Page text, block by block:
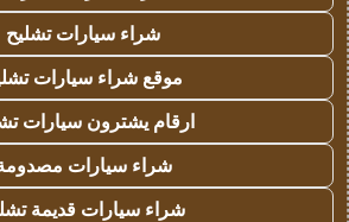
شراء سيارات تشليح
موقع شراء سيارات
ارقام يشترون سيارات
شراء سيارات
شراء سيارات قديمة